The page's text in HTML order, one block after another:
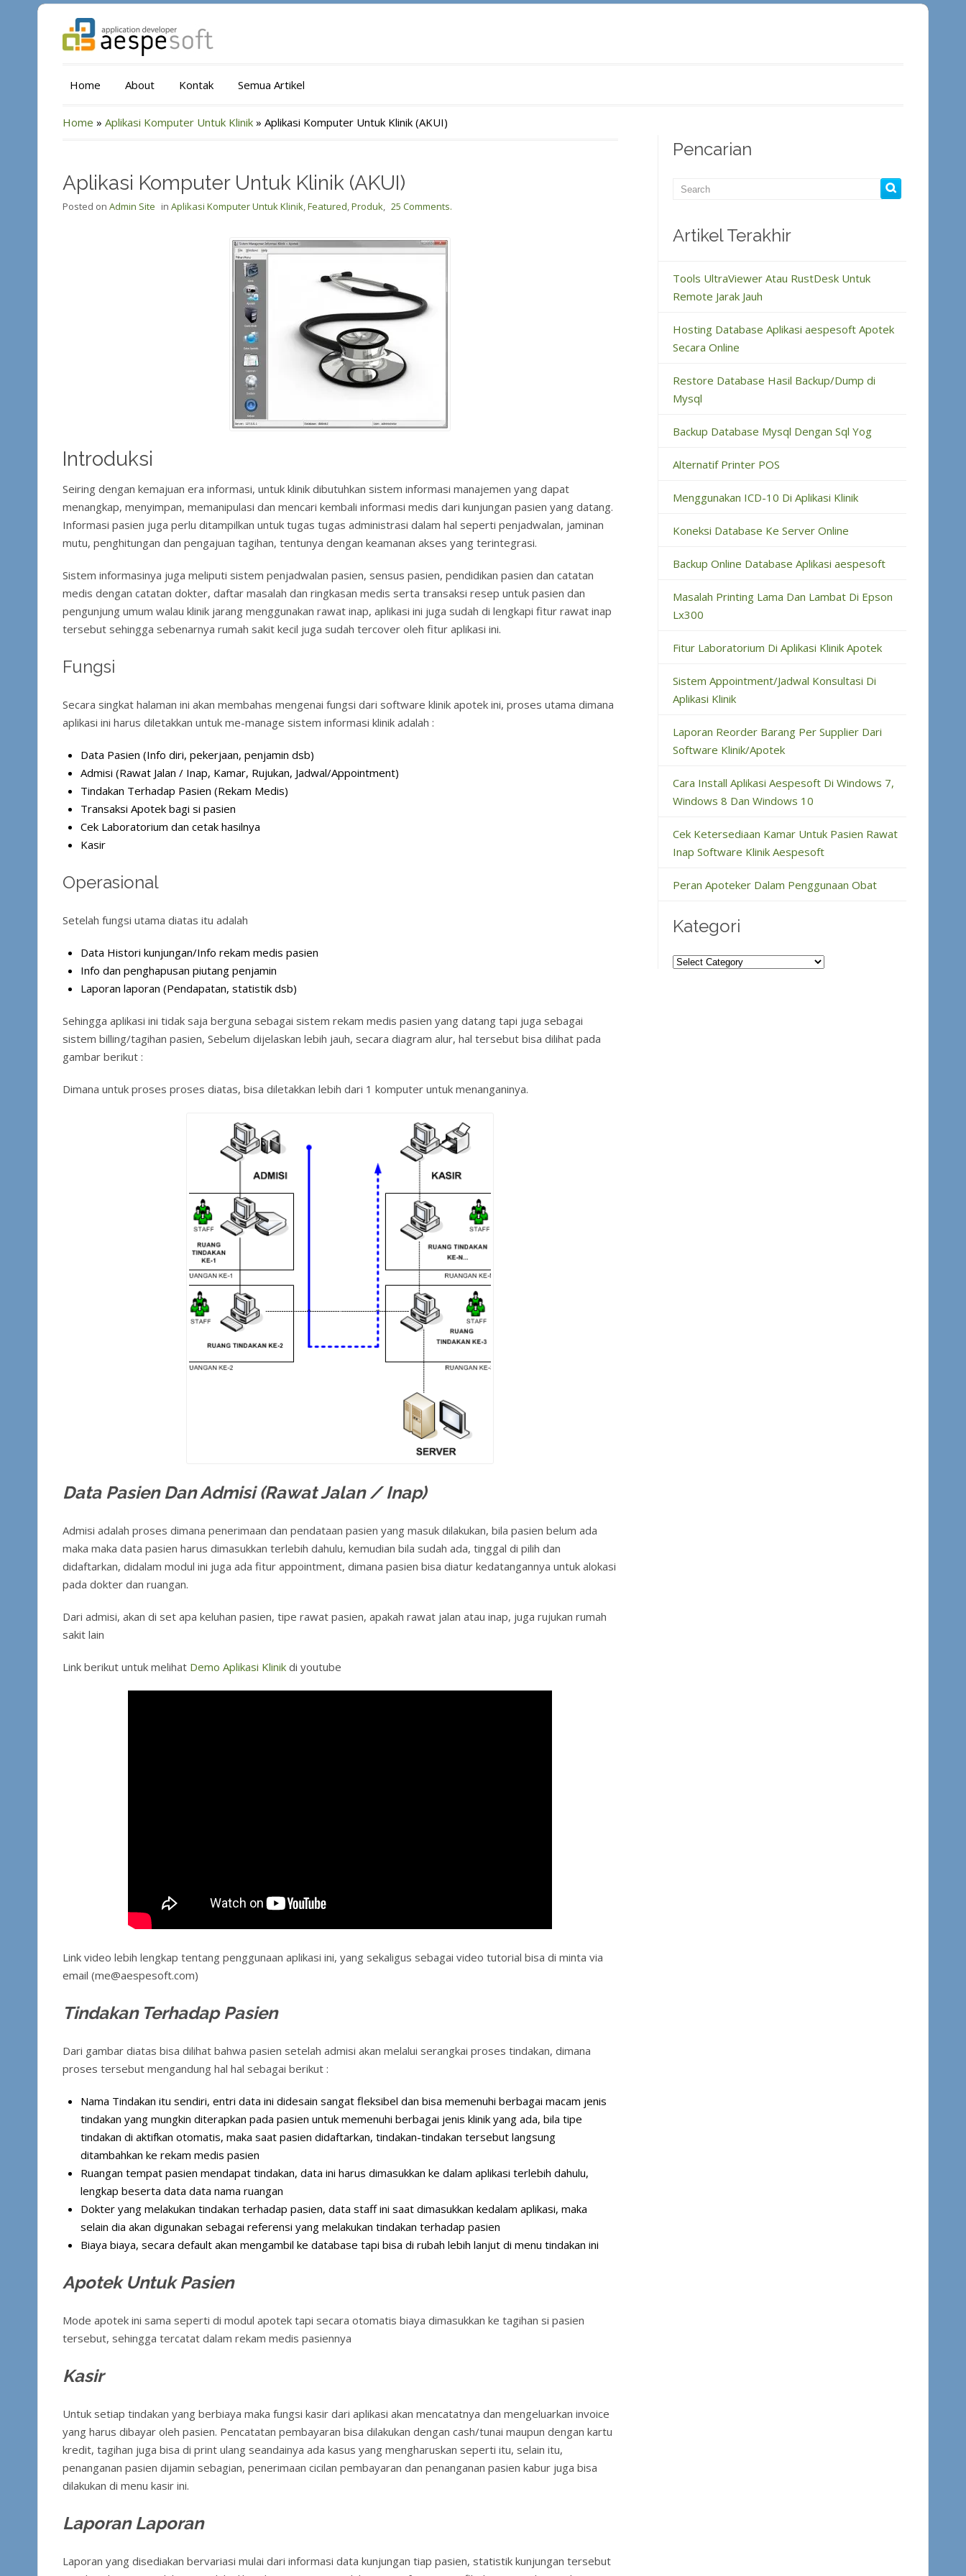
Home About Kontak Semua Artikel
Home » Aplikasi Komputer Untuk Klinik » Aplikasi Komputer Untuk Klinik (AKUI)
Aplikasi Komputer Untuk Klinik (AKUI)
Posted on Admin Site in Aplikasi Komputer Untuk Klinik,Featured,Produk, 25 Comments.
Introduksi
Seiring dengan kemajuan era informasi, untuk klinik dibutuhkan sistem informasi manajemen yang dapat
menangkap, menyimpan, memanipulasi dan mencari kembali informasi medis dari kunjungan pasien yang datang.
Informasi pasien juga perlu ditampilkan untuk tugas tugas administrasi dalam hal seperti penjadwalan, jaminan
mutu, penghitungan dan pengajuan tagihan, tentunya dengan keamanan akses yang terintegrasi.
Sistem informasinya juga meliputi sistem penjadwalan pasien, sensus pasien, pendidikan pasien dan catatan
medis dengan catatan dokter, daftar masalah dan ringkasan medis serta transaksi resep untuk pasien dan
pengunjung umum walau klinik jarang menggunakan rawat inap, aplikasi ini juga sudah di lengkapi fitur rawat inap
tersebut sehingga sebenarnya rumah sakit kecil juga sudah tercover oleh fitur aplikasi ini.
Fungsi
Secara singkat halaman ini akan membahas mengenai fungsi dari software klinik apotek ini, proses utama dimana
aplikasi ini harus diletakkan untuk me-manage sistem informasi klinik adalah :
Data Pasien (Info diri, pekerjaan, penjamin dsb)
Admisi (Rawat Jalan / Inap, Kamar, Rujukan, Jadwal/Appointment)
Tindakan Terhadap Pasien (Rekam Medis)
Transaksi Apotek bagi si pasien
Cek Laboratorium dan cetak hasilnya
Kasir
Operasional
Setelah fungsi utama diatas itu adalah
Data Histori kunjungan/Info rekam medis pasien
Info dan penghapusan piutang penjamin
Laporan laporan (Pendapatan, statistik dsb)
Sehingga aplikasi ini tidak saja berguna sebagai sistem rekam medis pasien yang datang tapi juga sebagai
sistem billing/tagihan pasien, Sebelum dijelaskan lebih jauh, secara diagram alur, hal tersebut bisa dilihat pada
gambar berikut :
Dimana untuk proses proses diatas, bisa diletakkan lebih dari 1 komputer untuk menanganinya.
Data Pasien Dan Admisi (Rawat Jalan / Inap)
Admisi adalah proses dimana penerimaan dan pendataan pasien yang masuk dilakukan, bila pasien belum ada
maka maka data pasien harus dimasukkan terlebih dahulu, kemudian bila sudah ada, tinggal di pilih dan
didaftarkan, didalam modul ini juga ada fitur appointment, dimana pasien bisa diatur kedatangannya untuk alokasi
pada dokter dan ruangan.
Dari admisi, akan di set apa keluhan pasien, tipe rawat pasien, apakah rawat jalan atau inap, juga rujukan rumah
sakit lain
Link berikut untuk melihat Demo Aplikasi Klinik di youtube
Link video lebih lengkap tentang penggunaan aplikasi ini, yang sekaligus sebagai video tutorial bisa di minta via
email (me@aespesoft.com)
Tindakan Terhadap Pasien
Dari gambar diatas bisa dilihat bahwa pasien setelah admisi akan melalui serangkai proses tindakan, dimana
proses tersebut mengandung hal hal sebagai berikut :
Nama Tindakan itu sendiri, entri data ini didesain sangat fleksibel dan bisa memenuhi berbagai macam jenis
tindakan yang mungkin diterapkan pada pasien untuk memenuhi berbagai jenis klinik yang ada, bila tipe
tindakan di aktifkan otomatis, maka saat pasien didaftarkan, tindakan-tindakan tersebut langsung
ditambahkan ke rekam medis pasien
Ruangan tempat pasien mendapat tindakan, data ini harus dimasukkan ke dalam aplikasi terlebih dahulu,
lengkap beserta data data nama ruangan
Dokter yang melakukan tindakan terhadap pasien, data staff ini saat dimasukkan kedalam aplikasi, maka
selain dia akan digunakan sebagai referensi yang melakukan tindakan terhadap pasien
Biaya biaya, secara default akan mengambil ke database tapi bisa di rubah lebih lanjut di menu tindakan ini
Apotek Untuk Pasien
Mode apotek ini sama seperti di modul apotek tapi secara otomatis biaya dimasukkan ke tagihan si pasien
tersebut, sehingga tercatat dalam rekam medis pasiennya
Kasir
Untuk setiap tindakan yang berbiaya maka fungsi kasir dari aplikasi akan mencatatnya dan mengeluarkan invoice
yang harus dibayar oleh pasien. Pencatatan pembayaran bisa dilakukan dengan cash/tunai maupun dengan kartu
kredit, tagihan juga bisa di print ulang seandainya ada kasus yang mengharuskan seperti itu, selain itu,
penanganan pasien dijamin sebagian, penerimaan cicilan pembayaran dan penanganan pasien kabur juga bisa
dilakukan di menu kasir ini.
Laporan Laporan
Laporan yang disediakan bervariasi mulai dari informasi data kunjungan tiap pasien, statistik kunjungan tersebut
Pencarian
Artikel Terakhir
Tools UltraViewer Atau RustDesk Untuk
Remote Jarak Jauh
Hosting Database Aplikasi aespesoft Apotek
Secara Online
Restore Database Hasil Backup/Dump di
Mysql
Backup Database Mysql Dengan Sql Yog
Alternatif Printer POS
Menggunakan ICD-10 Di Aplikasi Klinik
Koneksi Database Ke Server Online
Backup Online Database Aplikasi aespesoft
Masalah Printing Lama Dan Lambat Di Epson
Lx300
Fitur Laboratorium Di Aplikasi Klinik Apotek
Sistem Appointment/Jadwal Konsultasi Di
Aplikasi Klinik
Laporan Reorder Barang Per Supplier Dari
Software Klinik/Apotek
Cara Install Aplikasi Aespesoft Di Windows 7,
Windows 8 Dan Windows 10
Cek Ketersediaan Kamar Untuk Pasien Rawat
Inap Software Klinik Aespesoft
Peran Apoteker Dalam Penggunaan Obat
Kategori
Kategori